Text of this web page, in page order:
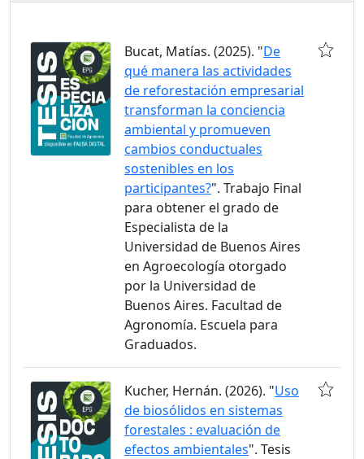
Bucat, Matías. (2025). "De
qué manera las actividades
de reforestación empresarial
transforman la conciencia
ambiental y promueven
cambios conductuales
sostenibles en los
participantes?". Trabajo Final
para obtener el grado de
Especialista de la
Universidad de Buenos Aires
en Agroecología otorgado
por la Universidad de
Buenos Aires. Facultad de
Agronomía. Escuela para
Graduados.
Kucher, Hernán. (2026). "Uso
de biosólidos en sistemas
forestales : evaluación de
efectos ambientales". Tesis